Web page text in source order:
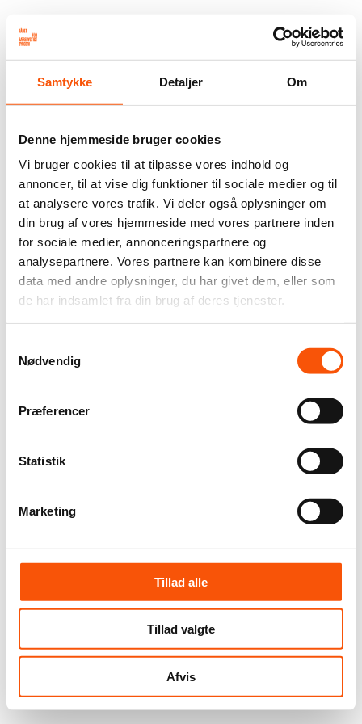
Samtykke Detaljer Om
Denne hjemmeside bruger cookies
Vi bruger cookies til at tilpasse vores indhold og
annoncer, til at vise dig funktioner til sociale medier og til
at analysere vores trafik. Vi deler også oplysninger om
din brug af vores hjemmeside med vores partnere inden
for sociale medier, annonceringspartnere og
analysepartnere. Vores partnere kan kombinere disse
data med andre oplysninger, du har givet dem, eller som
de har indsamlet fra din brug af deres tjenester.
Nødvendig
Præferencer
Statistik
Marketing
Tillad alle
Tillad valgte
Afvis